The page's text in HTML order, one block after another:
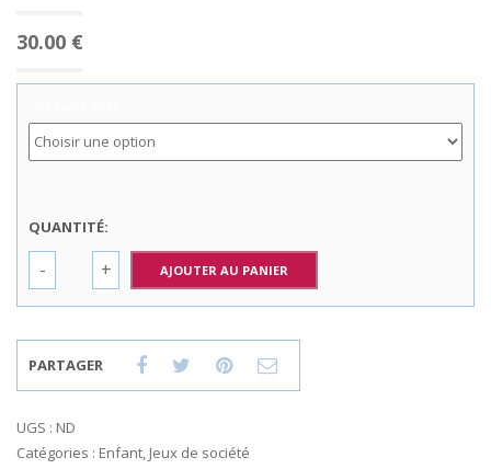
30.00 €
QUANTITÉ:
AJOUTER AU PANIER
PARTAGER
UGS : ND
Catégories : Enfant, Jeux de société